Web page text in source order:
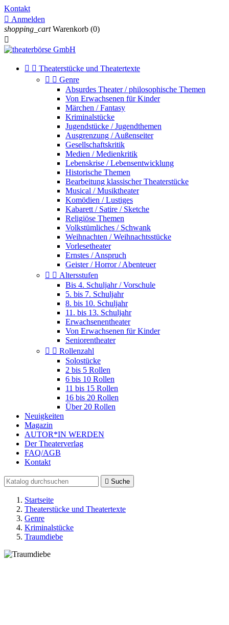
Kontakt
 Anmelden
shopping_cart Warenkorb (0)

  Theaterstücke und Theatertexte
  Genre
Absurdes Theater / philosophische Themen
Von Erwachsenen für Kinder
Märchen / Fantasy
Kriminalstücke
Jugendstücke / Jugendthemen
Ausgrenzung / Außenseiter
Gesellschaftskritik
Medien / Medienkritik
Lebenskrise / Lebensentwicklung
Historische Themen
Bearbeitung klassischer Theaterstücke
Musical / Musiktheater
Komödien / Lustiges
Kabarett / Satire / Sketche
Religiöse Themen
Volkstümliches / Schwank
Weihnachten / Weihnachtsstücke
Vorlesetheater
Ernstes / Anspruch
Geister / Horror / Abenteuer
  Altersstufen
Bis 4. Schuljahr / Vorschule
5. bis 7. Schuljahr
8. bis 10. Schuljahr
11. bis 13. Schuljahr
Erwachsenentheater
Von Erwachsenen für Kinder
Seniorentheater
  Rollenzahl
Solostücke
2 bis 5 Rollen
6 bis 10 Rollen
11 bis 15 Rollen
16 bis 20 Rollen
Über 20 Rollen
Neuigkeiten
Magazin
AUTOR*IN WERDEN
Der Theaterverlag
FAQ/AGB
Kontakt
 Suche
Startseite
Theaterstücke und Theatertexte
Genre
Kriminalstücke
Traumdiebe